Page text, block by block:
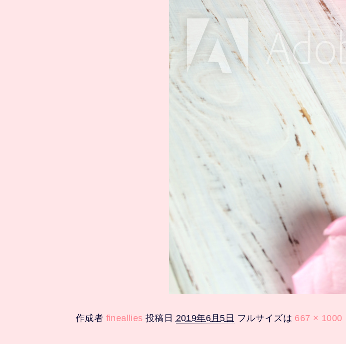
作成者 fineallies 投稿日 2019年6月5日 フルサイズは 667 × 1000